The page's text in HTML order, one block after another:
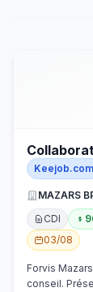
Keejob.com
MAZARS
CDI
03/08
Forvis
conseil.